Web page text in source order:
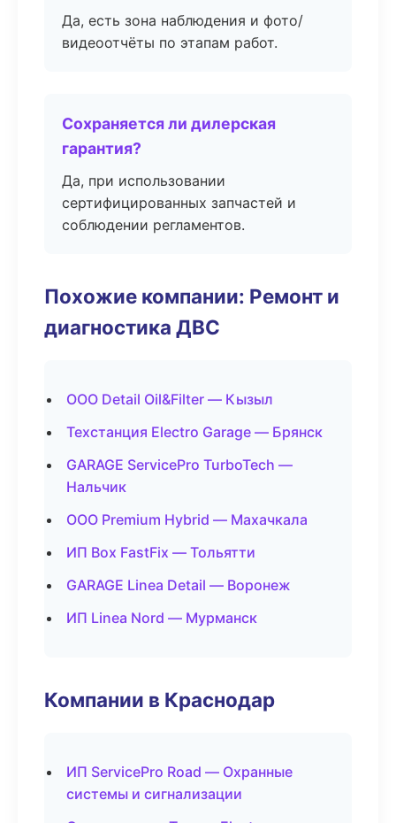
Да, есть зона наблюдения и фото/
видеоотчёты по этапам работ.
Сохраняется ли дилерская
гарантия?
Да, при использовании
сертифицированных запчастей и
соблюдении регламентов.
Похожие компании: Ремонт и
диагностика ДВС
ООО Detail Oil&Filter — Кызыл
Техстанция Electro Garage — Брянск
GARAGE ServicePro TurboTech —
Нальчик
ООО Premium Hybrid — Махачкала
ИП Box FastFix — Тольятти
GARAGE Linea Detail — Воронеж
ИП Linea Nord — Мурманск
Компании в Краснодар
ИП ServicePro Road — Охранные
системы и сигнализации